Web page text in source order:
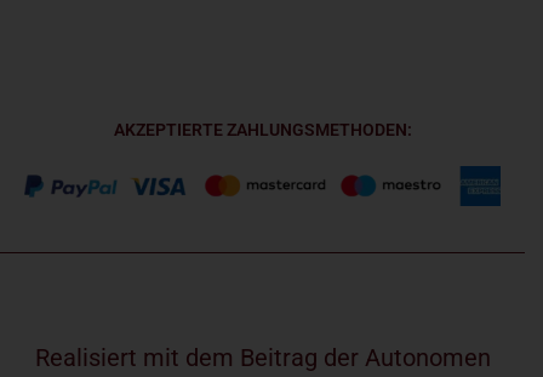
AKZEPTIERTE ZAHLUNGSMETHODEN:
Realisiert mit dem Beitrag der Autonomen